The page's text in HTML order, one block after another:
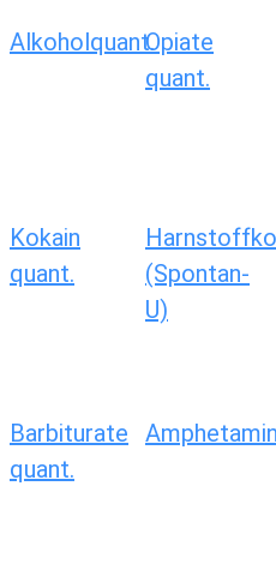
Alkoholquant.Opiate
quant.
Kokain
quant.
(Spontan-
U)
Barbiturate
quant.